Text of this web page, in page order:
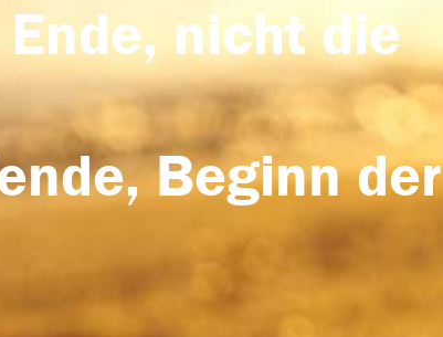
nicht die
Beginn der